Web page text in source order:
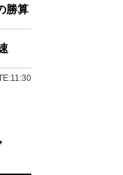
勝算